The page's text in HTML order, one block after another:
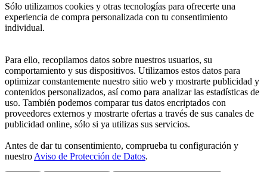
Sólo utilizamos cookies y otras tecnologías para ofrecerte una
experiencia de compra personalizada con tu consentimiento
individual.
Para ello, recopilamos datos sobre nuestros usuarios, su
comportamiento y sus dispositivos. Utilizamos estos datos para
optimizar constantemente nuestro sitio web y mostrarte publicidad y
contenidos personalizados, así como para analizar las estadísticas de
uso. También podemos comparar tus datos encriptados con
proveedores externos y mostrarte ofertas a través de sus canales de
publicidad online, sólo si ya utilizas sus servicios.
Antes de dar tu consentimiento, comprueba tu configuración y
nuestro Aviso de Protección de Datos.